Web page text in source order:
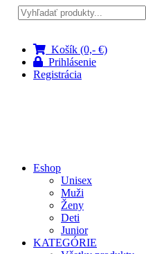
Košík (0,- €)
Prihlásenie
Registrácia
Eshop
Unisex
Muži
Ženy
Deti
Junior
KATEGÓRIE